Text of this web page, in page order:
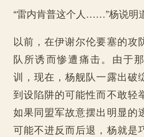
“雷内肯普这个人……”杨说明
以前，在伊谢尔伦要塞的攻
队所诱而惨遭痛击。由于
训，现在，杨舰队一露出破
到设陷阱的可能性而不敢轻
如果同盟军故意摆出明显的
可能不进反而后退，杨就是